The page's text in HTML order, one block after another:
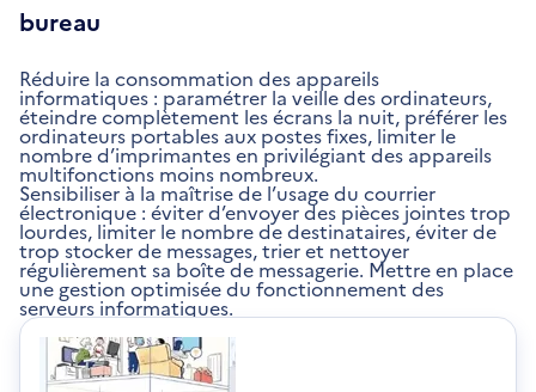
bureau
Réduire la consommation des appareils
informatiques : paramétrer la veille des ordinateurs,
éteindre complètement les écrans la nuit, préférer les
ordinateurs portables aux postes fixes, limiter le
nombre d’imprimantes en privilégiant des appareils
multifonctions moins nombreux.
Sensibiliser à la maîtrise de l’usage du courrier
électronique : éviter d’envoyer des pièces jointes trop
lourdes, limiter le nombre de destinataires, éviter de
trop stocker de messages, trier et nettoyer
régulièrement sa boîte de messagerie. Mettre en place
une gestion optimisée du fonctionnement des
serveurs informatiques.